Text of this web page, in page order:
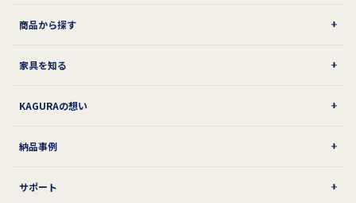
商品から探す
家具を知る
KAGURAの想い
納品事例
サポート